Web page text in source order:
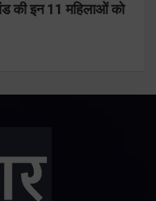
की इन 11 महिलाओं को